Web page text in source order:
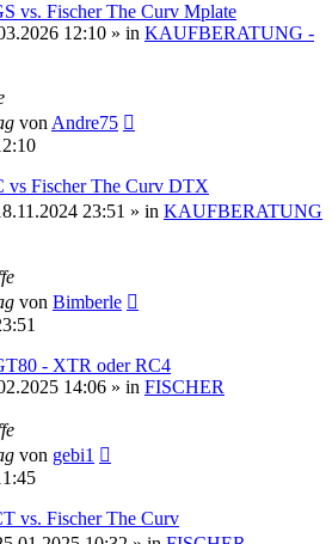
vs. Fischer The Curv Mplate
12:10 » in KAUFBERATUNG -
von Andre75
vs Fischer The Curv DTX
23:51 » in KAUFBERATUNG
von Bimberle
- XTR oder RC4
14:06 » in FISCHER
von gebi1
vs. Fischer The Curv